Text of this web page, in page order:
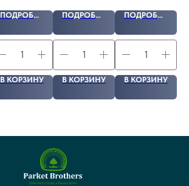
ПОДРОБНЕЕ
В КОРЗИНУ
ПОДРОБНЕЕ
В КОРЗИНУ
ПОДРОБНЕЕ
В КОРЗИНУ